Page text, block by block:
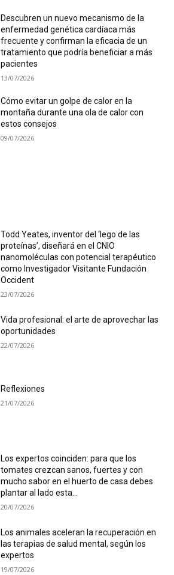
Descubren un nuevo mecanismo de la
enfermedad genética cardíaca más
frecuente y confirman la eficacia de un
tratamiento que podría beneficiar a más
pacientes
13/07/2026
Cómo evitar un golpe de calor en la
montaña durante una ola de calor con
estos consejos
09/07/2026
Todd Yeates, inventor del ‘lego de las
proteínas’, diseñará en el CNIO
nanomoléculas con potencial terapéutico
como Investigador Visitante Fundación
Occident
23/07/2026
Vida profesional: el arte de aprovechar las
oportunidades
22/07/2026
Reflexiones
21/07/2026
Los expertos coinciden: para que los
tomates crezcan sanos, fuertes y con
mucho sabor en el huerto de casa debes
plantar al lado esta...
20/07/2026
Los animales aceleran la recuperación en
las terapias de salud mental, según los
expertos
19/07/2026